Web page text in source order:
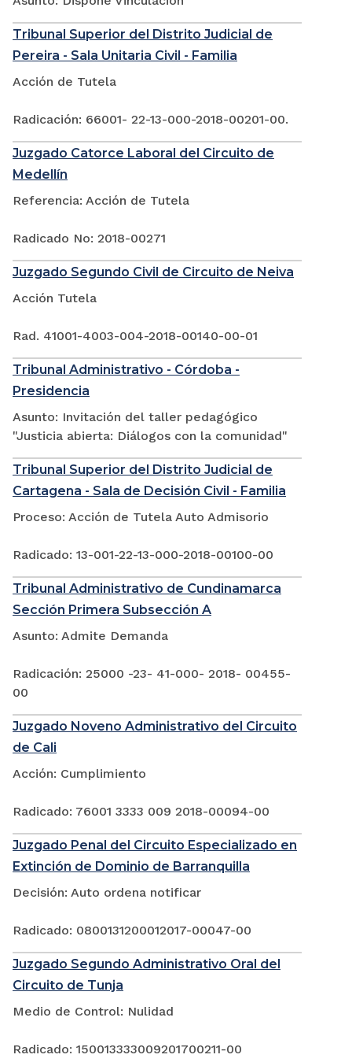
Tribunal Superior del Distrito Judicial de
Pereira - Sala Unitaria Civil - Familia
Acción de Tutela
Radicación: 66001- 22-13-000-2018-00201-00.
Juzgado Catorce Laboral del Circuito de
Medellín
Referencia: Acción de Tutela
Radicado No: 2018-00271
Juzgado Segundo Civil de Circuito de Neiva
Acción Tutela
Rad. 41001-4003-004-2018-00140-00-01
Tribunal Administrativo - Córdoba -
Presidencia
Asunto: Invitación del taller pedagógico
"Justicia abierta: Diálogos con la comunidad"
Tribunal Superior del Distrito Judicial de
Cartagena - Sala de Decisión Civil - Familia
Proceso: Acción de Tutela Auto Admisorio
Radicado: 13-001-22-13-000-2018-00100-00
Tribunal Administrativo de Cundinamarca
Sección Primera Subsección A
Asunto: Admite Demanda
Radicación: 25000 -23- 41-000- 2018- 00455-
00
Juzgado Noveno Administrativo del Circuito
de Cali
Acción: Cumplimiento
Radicado: 76001 3333 009 2018-00094-00
Juzgado Penal del Circuito Especializado en
Extinción de Dominio de Barranquilla
Decisión: Auto ordena notificar
Radicado: 0800131200012017-00047-00
Juzgado Segundo Administrativo Oral del
Circuito de Tunja
Medio de Control: Nulidad
Radicado: 150013333009201700211-00